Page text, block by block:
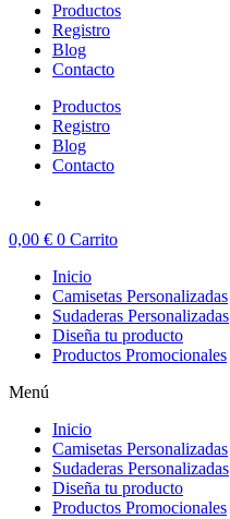
Productos
Registro
Blog
Contacto
Productos
Registro
Blog
Contacto
0,00 € 0 Carrito
Inicio
Camisetas Personalizadas
Sudaderas Personalizadas
Diseña tu producto
Productos Promocionales
Menú
Inicio
Camisetas Personalizadas
Sudaderas Personalizadas
Diseña tu producto
Productos Promocionales